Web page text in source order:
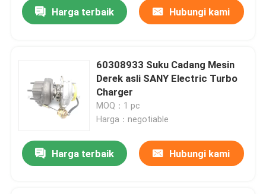
Harga terbaik Hubungi kami
60308933 Suku Cadang Mesin
Derek asli SANY Electric Turbo
Charger
MOQ：1 pc
Harga：negotiable
Harga terbaik Hubungi kami